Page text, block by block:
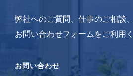
弊社へのご質問、仕事のご相談
お問い合わせフォームをご利用く
お問い合わせ